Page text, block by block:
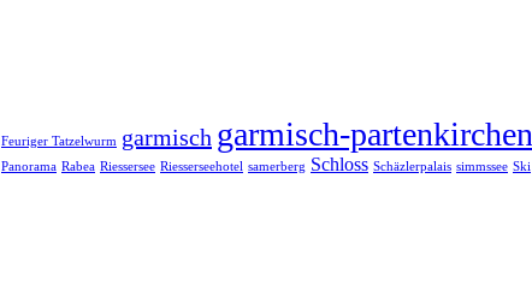
Feuriger Tatzelwurm garmisch garmisch-partenkirchen
Panorama Rabea Riessersee Riesserseehotel samerberg Schloss Schäzlerpalais simmssee Ski